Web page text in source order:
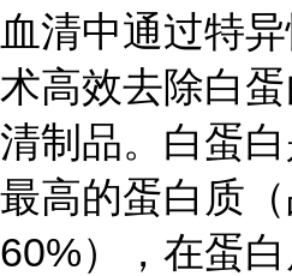
血清中通过特
术高效去除白
清制品。白蛋
最高的蛋白质
60%），在蛋